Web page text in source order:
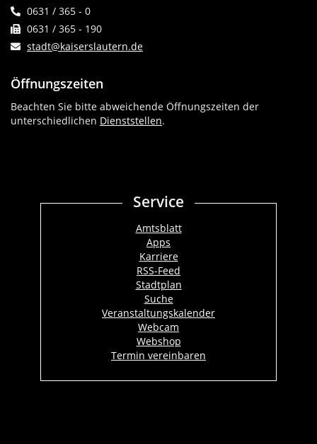
0631 / 365 - 0
0631 / 365 - 190
stadt@kaiserslautern.de
Öffnungszeiten
Beachten Sie bitte abweichende Öffnungszeiten der
unterschiedlichen Dienststellen.
Service
Amtsblatt
Apps
Karriere
RSS-Feed
Stadtplan
Suche
Veranstaltungskalender
Webcam
Webshop
Termin vereinbaren